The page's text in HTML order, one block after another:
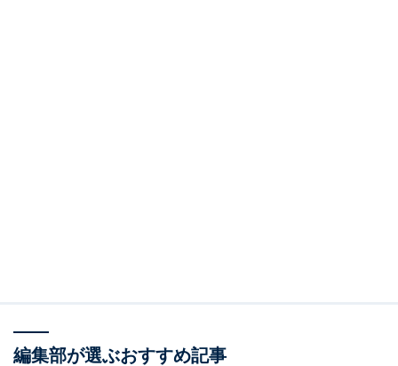
編集部が選ぶおすすめ記事